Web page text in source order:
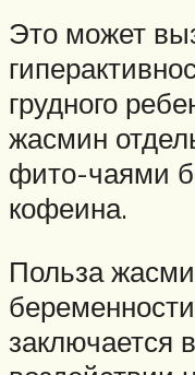
Это может
грудного
жасмин
фито-чаями
кофеина.
Польза
заключается